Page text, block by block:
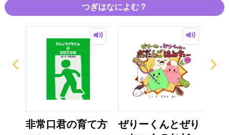
つぎはなによむ？
非常口君の育て方
ぜりーくんとぜり